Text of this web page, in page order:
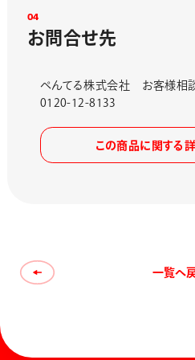
04
お問 合せ先
ぺんてる株式会社 お客様相談
0120-12-8133
この商品に関する
一覧へ